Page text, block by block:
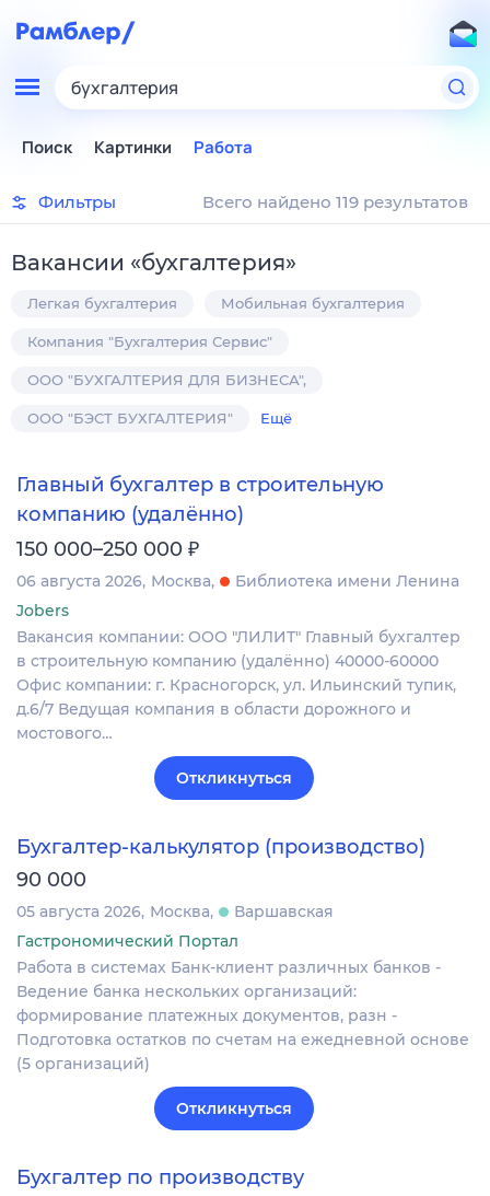
бухгалтерия
Поиск Картинки Работа
Фильтры Всего найдено 119 результатов
Вакансии «бухгалтерия»
Легкая бухгалтерия Мобильная бухгалтерия
Компания "Бухгалтерия Сервис"
ООО "БУХГАЛТЕРИЯ ДЛЯ БИЗНЕСА",
ООО "БЭСТ БУХГАЛТЕРИЯ" Ещё
Главный бухгалтер в строительную
компанию (удалённо)
150 000–250 000 ₽
06 августа 2026 Москва
Библиотека имени Ленина
Jobers
Вакансия компании: ООО "ЛИЛИТ" Главный бухгалтер
в строительную компанию (удалённо) 40000-60000
Офис компании: г. Красногорск, ул. Ильинский тупик,
д.6/7 Ведущая компания в области дорожного и
мостового…
Откликнуться
Бухгалтер-калькулятор (производство)
90 000
05 августа 2026 Москва
Варшавская
Гастрономический Портал
Работа в системах Банк-клиент различных банков -
Ведение банка нескольких организаций:
формирование платежных документов, разн -
Подготовка остатков по счетам на ежедневной основе
(5 организаций)
Откликнуться
Бухгалтер по производству